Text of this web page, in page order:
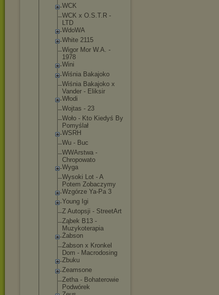
WCK
WCK x O.S.T.R -
LTD
WdoWA
White 2115
Wigor Mor W.A. -
1978
Wini
Wiśnia Bakajoko
Wiśnia Bakajoko x
Vander - Eliksir
Włodi
Wojtas - 23
Woło - Kto Kiedyś By
Pomyślał
WSRH
Wu - Buc
WWArstwa -
Chropowato
Wyga
Wysoki Lot - A
Potem Zobaczymy
Wzgórze Ya-Pa 3
Young Igi
Z Autopsji - StreetArt
Ząbek B13 -
Muzykoterapia
Żabson
Żabson x Kronkel
Dom - Macrodosing
Zbuku
Zeamsone
Zetha - Bohaterowie
Podwórek